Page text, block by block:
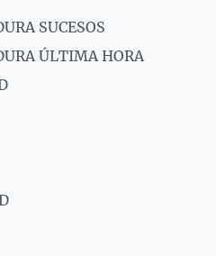
SUCESOS
ÚLTIMA HORA